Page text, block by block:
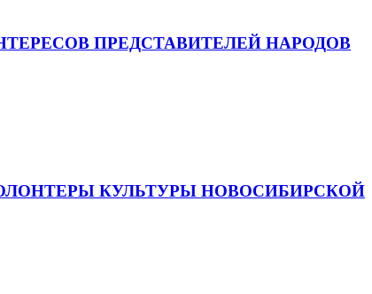
ПРЕДСТАВИТЕЛЕЙ НАРОДОВ
КУЛЬТУРЫ НОВОСИБИРСКОЙ